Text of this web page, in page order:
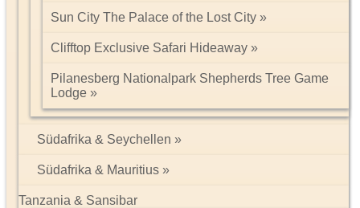
Sun City The Palace of the Lost City
Clifftop Exclusive Safari Hideaway
Pilanesberg Nationalpark Shepherds Tree Game
Lodge
Südafrika & Seychellen
Südafrika & Mauritius
Tanzania & Sansibar